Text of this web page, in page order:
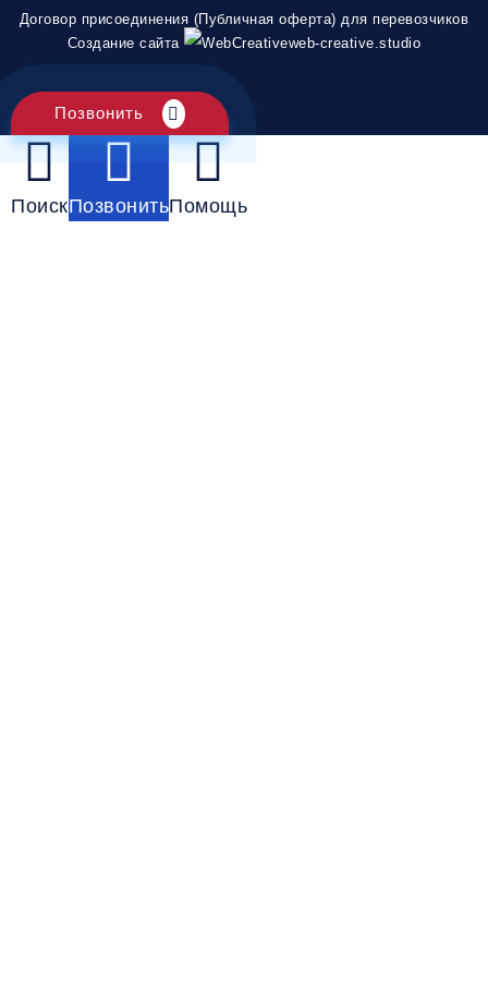
Договор присоединения (Публичная оферта) для перевозчиков
Создание сайта
web-creative.studio
Позвонить
ПоискПозвонитьПомощь